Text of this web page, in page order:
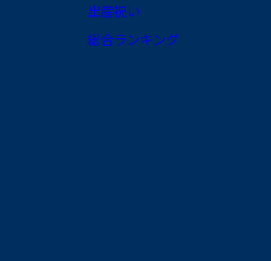
出産祝い
総合ランキング